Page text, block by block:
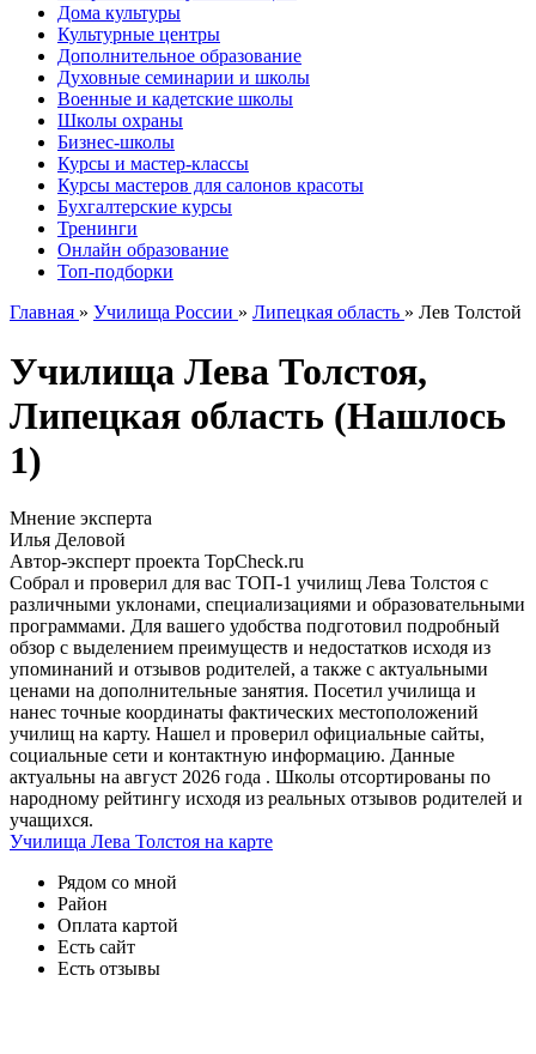
Дома культуры
Культурные центры
Дополнительное образование
Духовные семинарии и школы
Военные и кадетские школы
Школы охраны
Бизнес-школы
Курсы и мастер-классы
Курсы мастеров для салонов красоты
Бухгалтерские курсы
Тренинги
Онлайн образование
Топ-подборки
Главная » Училища России » Липецкая область » Лев Толстой
Училища Лева Толстоя,
Липецкая область (Нашлось
1)
Мнение эксперта
Илья Деловой
Автор-эксперт проекта TopCheck.ru
Собрал и проверил для вас ТОП-1 училищ Лева Толстоя с
различными уклонами, специализациями и образовательными
программами. Для вашего удобства подготовил подробный
обзор с выделением преимуществ и недостатков исходя из
упоминаний и отзывов родителей, а также с актуальными
ценами на дополнительные занятия. Посетил училища и
нанес точные координаты фактических местоположений
училищ на карту. Нашел и проверил официальные сайты,
социальные сети и контактную информацию. Данные
актуальны на август 2026 года . Школы отсортированы по
народному рейтингу исходя из реальных отзывов родителей и
учащихся.
Училища Лева Толстоя на карте
Рядом со мной
Район
Оплата картой
Есть сайт
Есть отзывы